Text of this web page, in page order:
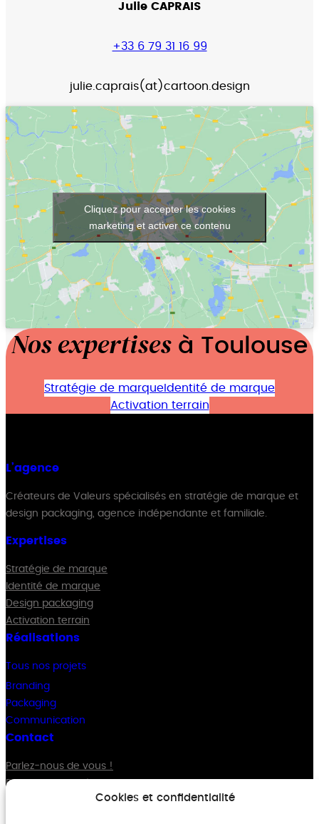
Cookies et confidentialité
Julie CAPRAIS
+33 6 79 31 16 99
julie.caprais(at)cartoon.design
Cliquez pour accepter les cookies
marketing et activer ce contenu
Nos expertisesà Toulouse
Stratégie de marque Identité de marque
Activation terrain
L’agence
Créateurs de Valeurs spécialisés en stratégie de marque et
design packaging, agence indépendante et familiale.
Expertises
Stratégie de marque
Identité de marque
Design packaging
Activation terrain
Réalisations
Tous nos projets
Branding
Packaging
Communication
Contact
Parlez-nous de vous !
Rejoignez-nous !
Nous dire bonjour ?